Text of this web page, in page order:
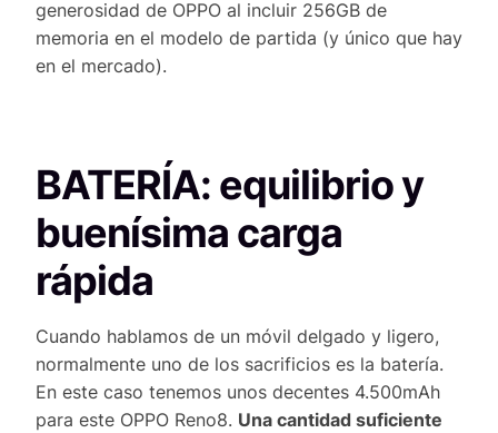
generosidad de OPPO al incluir 256GB de
memoria en el modelo de partida (y único que hay
en el mercado).
BATERÍA: equilibrio y
buenísima carga
rápida
Cuando hablamos de un móvil delgado y ligero,
normalmente uno de los sacrificios es la batería.
En este caso tenemos unos decentes 4.500mAh
para este OPPO Reno8. Una cantidad suficiente